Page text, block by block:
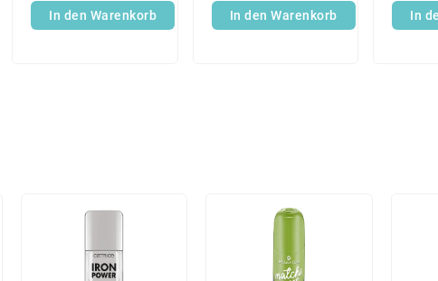
In den Warenkorb In den Warenkorb In